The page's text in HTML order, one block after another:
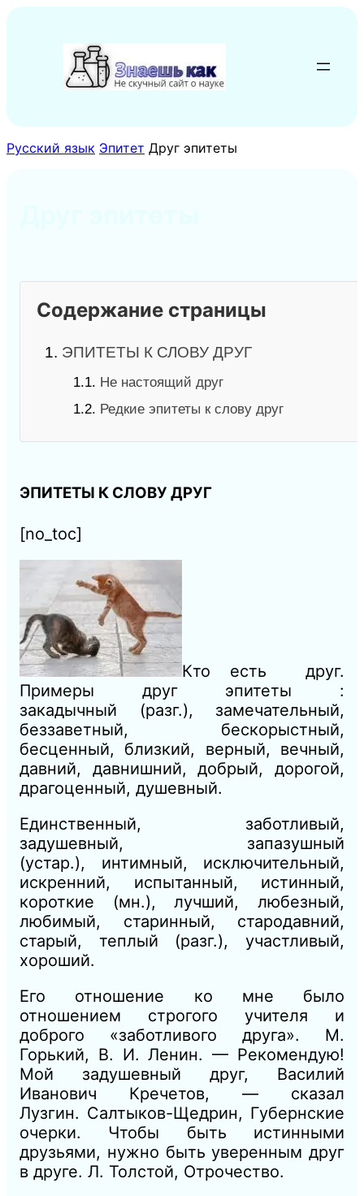
содержимому
Русский язык Эпитет Друг эпитеты
Содержание страницы
1. ЭПИТЕТЫ К СЛОВУ ДРУГ
1.1. Не настоящий друг
1.2. Редкие эпитеты к слову друг
ЭПИТЕТЫ К СЛОВУ ДРУГ
[no_toc]
Кто есть друг.
Примеры друг эпитеты :
закадычный (разг.), замечательный,
беззаветный, бескорыстный,
бесценный, близкий, верный, вечный,
давний, давнишний, добрый, дорогой,
драгоценный, душевный.
Единственный, заботливый,
задушевный, запазушный
(устар.), интимный, исключительный,
искренний, испытанный, истинный,
короткие (мн.),лучший, любезный,
любимый, старинный, стародавний,
старый, теплый (разг.),участливый,
хороший.
Его отношение ко мне было
отношением строгого учителя и
доброго «заботливого друга». М.
Горький, В. И. Ленин. — Рекомендую!
Мой задушевный друг, Василий
Иванович Кречетов, — сказал
Лузгин. Салтыков-Щедрин, Губернские
очерки. Чтобы быть истинными
друзьями, нужно быть уверенным друг
в друге. Л. Толстой, Отрочество.